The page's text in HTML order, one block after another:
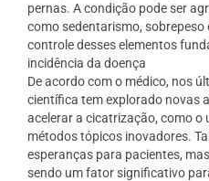
pernas. A condição pode ser
como sedentarismo,
controle desses elementos
incidência da doença
De acordo com o médico, nos
científica tem explorado novas
acelerar a cicatrização, como o
métodos tópicos inovadores.
esperanças para pacientes,
sendo um fator significativo